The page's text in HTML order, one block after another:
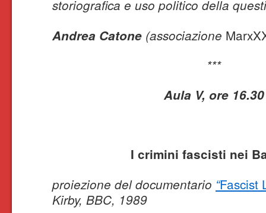
storiografica e uso politico della
Andrea Catone (associazione
***
Aula V, ore 16.30
I crimini fascisti nei
proiezione del documentario “Fascist
Kirby, BBC, 1989